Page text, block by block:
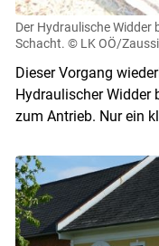
Der Hydraulische Widder
Schacht. © LK OÖ/
Dieser Vorgang
Hydraulischer Widder
zum Antrieb. Nur ein